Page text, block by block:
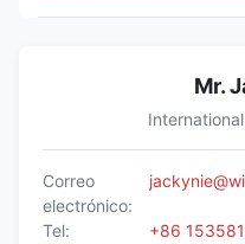
Mr.
Correo
electrónico:
Tel:
+86